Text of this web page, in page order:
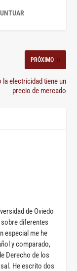
PRÓXIMO
la electricidad tiene un
precio de mercado
de Oviedo
diferentes
especial me he
y comparado,
Derecho de los
He escrito dos